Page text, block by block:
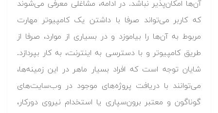
آن‌ها امکان‌پذیر نباشد. در ادامه، مشاغلی معرفی می‌شوند
که کاربر می‌تواند صرفا با داشتن یک کامپیوتر مهارت
مربوط به آن‌ها را بیاموزد و در بسیاری از موارد، صرفا از
طریق کامپیوتر و با دسترسی به اینترنت، به کار بپردازد.
شایان توجه است که افراد بسیار ماهر در این زمینه‌ها،
می‌توانند با دریافت پروژه‌های موجود در وب‌سایت‌های
گوناگون و معتبر برون‌سپاری یا استخدام نیروی دورکار،